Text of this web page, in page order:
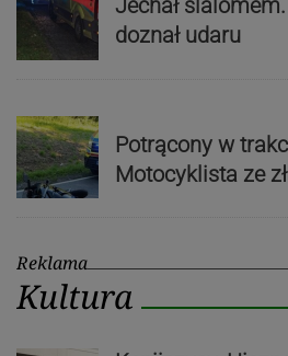
Jechał
doznał udaru
Potrącony w
Motocyklista ze
Reklama
Kultura